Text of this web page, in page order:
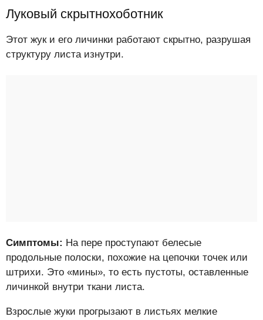
Луковый скрытнохоботник
Этот жук и его личинки работают скрытно, разрушая
структуру листа изнутри.
Симптомы: На пере проступают белесые
продольные полоски, похожие на цепочки точек или
штрихи. Это «мины», то есть пустоты, оставленные
личинкой внутри ткани листа.
Взрослые жуки прогрызают в листьях мелкие